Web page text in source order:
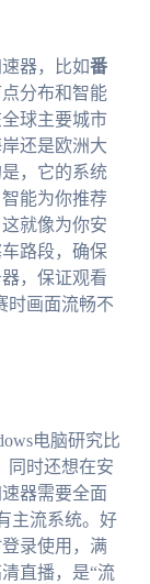
器，比如番
分布和智能
球主要城市
还是欧洲大
，它的系统
能为你推荐
就像为你安
路段，确保
，保证观看
时画面流畅不
电脑研究比
同时还想在安
器需要全面
主流系统。好
录使用，满
直播，是“流